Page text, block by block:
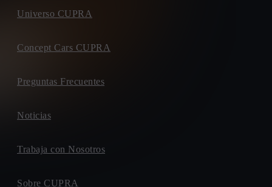
Universo CUPRA
Concept Cars CUPRA
Preguntas Frecuentes
Noticias
Trabaja con Nosotros
Sobre CUPRA